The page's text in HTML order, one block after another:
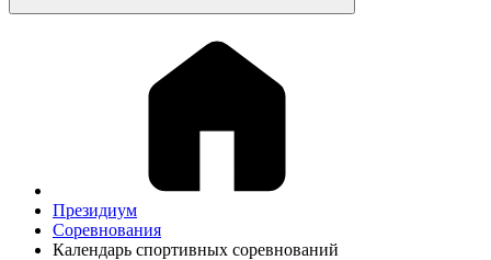
Президиум
Соревнования
Календарь спортивных соревнований